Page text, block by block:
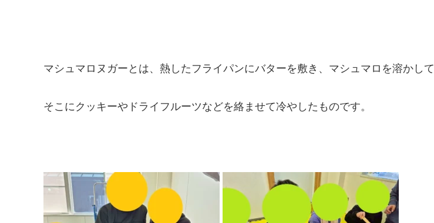
マシュマロヌガーとは、熱したフライパンにバターを敷き、マシュマロを溶かして
そこにクッキーやドライフルーツなどを絡ませて冷やしたものです。